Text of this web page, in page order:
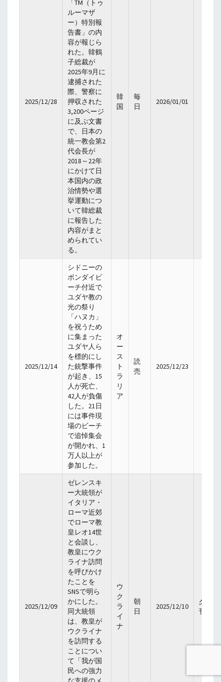
2025/12/28
「TM（トゥ
ルーマザ
ー）特別報
告書」の内
容が報じら
れた。韓鶴
子総裁が
2025年9月に
逮捕された
際、警察に
押収された
3,200ページ
に及ぶ文書
で、日本の
統一教会第2
代会長が
2018～22年
にかけて日
本国内の政
治情勢や選
挙運動につ
いて韓総裁
に報告した
内容がまと
められてい
る。
韓
国
毎
日
2026/01/01
2025/12/14
シドニーの
ボンダイビ
ーチ付近で
ユダヤ教の
光の祭り
「ハヌカ」
を祝うため
に集まった
ユダヤ人ら
を標的にし
た銃撃事件
が起き、15
人が死亡、
42人が負傷
した。21日
には事件現
場のビーチ
で追悼集会
が開かれ、1
万人以上が
参加した。
オ
ー
ス
ト
ラ
リ
ア
読
売
2025/12/23
2025/12/09
ゼレンスキ
ー大統領が
イタリア・
ローマ近郊
でローマ教
皇レオ14世
と会談し、
教皇にウク
ライナ訪問
を呼びかけ
たことを
SNSで明ら
かにした。
同大統領
は、教皇が
ウクライナ
を訪問する
ことについ
て「我が国
民への強力
ウ
ク
ラ
イ
ナ
朝
日
2025/12/10
夕
刊